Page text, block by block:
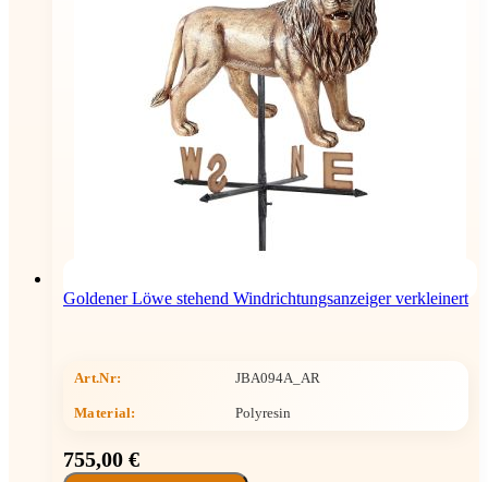
Goldener Löwe stehend Windrichtungsanzeiger verkleinert
Art.Nr: JBA094A_AR
Material: Polyresin
755,00 €